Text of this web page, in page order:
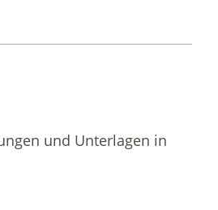
und Unterlagen in